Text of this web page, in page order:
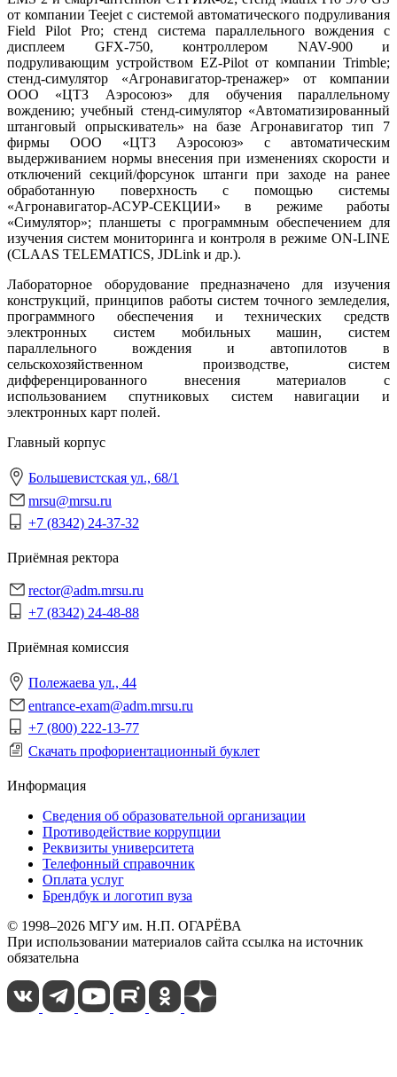
от компании Teejet с системой автоматического подруливания
Field Pilot Pro; стенд система параллельного вождения с
дисплеем GFX-750, контроллером NAV-900 и
подруливающим устройством EZ-Pilot от компании Trimble;
стенд-симулятор «Агронавигатор-тренажер» от компании
ООО «ЦТЗ Аэросоюз» для обучения параллельному
вождению; учебный стенд-симулятор «Автоматизированный
штанговый опрыскиватель» на базе Агронавигатор тип 7
фирмы ООО «ЦТЗ Аэросоюз» с автоматическим
выдерживанием нормы внесения при изменениях скорости и
отключений секций/форсунок штанги при заходе на ранее
обработанную поверхность с помощью системы
«Агронавигатор-АСУР-СЕКЦИИ» в режиме работы
«Симулятор»; планшеты с программным обеспечением для
изучения систем мониторинга и контроля в режиме ON-LINE
(CLAAS TELEMATICS, JDLink и др.).
Лабораторное оборудование предназначено для изучения
конструкций, принципов работы систем точного земледелия,
программного обеспечения и технических средств
электронных систем мобильных машин, систем
параллельного вождения и автопилотов в
сельскохозяйственном производстве, систем
дифференцированного внесения материалов с
использованием спутниковых систем навигации и
электронных карт полей.
Главный корпус
Большевистская ул., 68/1
mrsu@mrsu.ru
+7 (8342) 24-37-32
Приёмная ректора
rector@adm.mrsu.ru
+7 (8342) 24-48-88
Приёмная комиссия
Полежаева ул., 44
entrance-exam@adm.mrsu.ru
+7 (800) 222-13-77
Скачать профориентационный буклет
Информация
Сведения об образовательной организации
Противодействие коррупции
Реквизиты университета
Телефонный справочник
Оплата услуг
Брендбук и логотип вуза
© 1998–2026 МГУ им. Н.П. ОГАРЁВА
При использовании материалов сайта ссылка на источник
обязательна